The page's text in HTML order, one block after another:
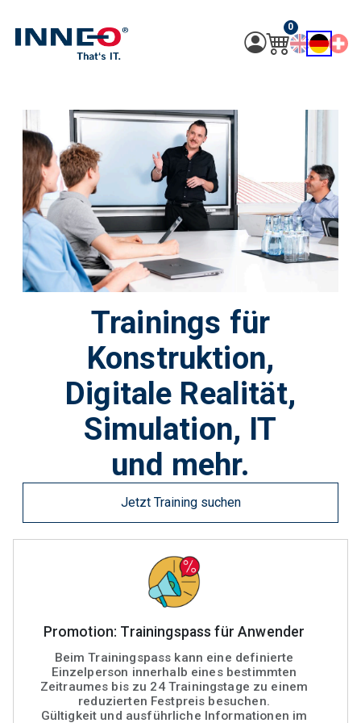
0
Trainings für
Konstruktion,
Digitale Realität,
Simulation, IT
und mehr.
Jetzt Training suchen
Promotion: Trainingspass für Anwender
Beim Trainingspass kann eine definierte
Einzelperson innerhalb eines bestimmten
Zeitraumes bis zu 24 Trainingstage zu einem
reduzierten Festpreis besuchen.
Gültigkeit und ausführliche Informationen im